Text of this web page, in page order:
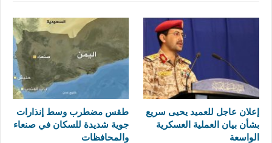
إعلان عاجل للعميد يحيى سريع
بشأن بيان العملية العسكرية
الواسعة
طقس مضطرب وسط إنذارات
جوية شديدة للسكان في صنعاء
والمحافظات